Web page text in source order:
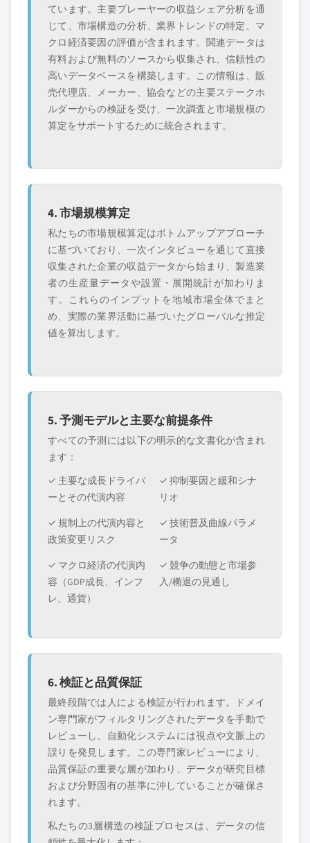
ています。主要プレーヤーの収益シェア分析を通
じて、市場構造の分析、業界トレンドの特定、マ
クロ経済要因の評価が含まれます。関連データは
有料および無料のソースから収集され、信頼性の
高いデータベースを構築します。この情報は、販
売代理店、メーカー、協会などの主要ステークホ
ルダーからの検証を受け、一次調査と市場規模の
算定をサポートするために統合されます。
4. 市場規模算定
私たちの市場規模算定はボトムアップアプローチ
に基づいており、一次インタビューを通じて直接
収集された企業の収益データから始まり、製造業
者の生産量データや設置・展開統計が加わりま
す。これらのインプットを地域市場全体でまと
め、実際の業界活動に基づいたグローバルな推定
値を算出します。
5. 予測モデルと主要な前提条件
すべての予測には以下の明示的な文書化が含まれ
ます：
✓ 主要な成長ドライバ
ーとその代演内容
✓ 抑制要因と緩和シナ
リオ
✓ 規制上の代演内容と
政策変更リスク
✓ 技術普及曲線パラメ
ータ
✓ マクロ経済の代演内
容（GDP成長、インフ
レ、通貨）
✓ 競争の動態と市場参
入/椭退の見通し
6. 検証と品質保証
最終段階では人による検証が行われます。ドメイ
ン専門家がフィルタリングされたデータを手動で
レビューし、自動化システムには視点や文脈上の
誤りを発見します。この専門家レビューにより、
品質保証の重要な層が加わり、データが研究目標
および分野固有の基準に沖していることが確保さ
れます。
私たちの3層構造の検証プロセスは、データの信